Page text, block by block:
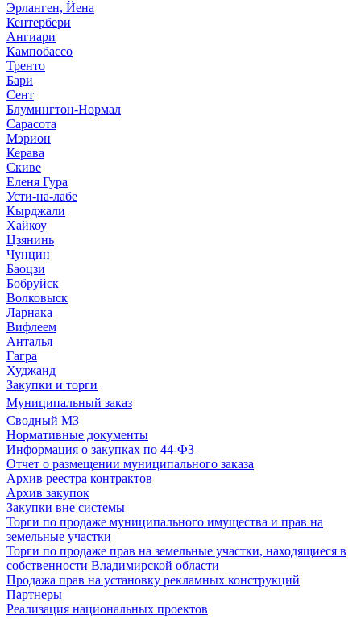
Эрланген, Йена
Кентербери
Ангиари
Кампобассо
Тренто
Бари
Сент
Блумингтон-Нормал
Сарасота
Мэрион
Керава
Скиве
Еленя Гура
Усти-на-лабе
Кырджали
Хайкоу
Цзянинь
Чунцин
Баоцзи
Бобруйск
Волковыск
Ларнака
Вифлеем
Анталья
Гагра
Худжанд
Закупки и торги
Муниципальный заказ
Сводный МЗ
Нормативные документы
Информация о закупках по 44-ФЗ
Отчет о размещении муниципального заказа
Архив реестра контрактов
Архив закупок
Закупки вне системы
Торги по продаже муниципального имущества и прав на
земельные участки
Торги по продаже прав на земельные участки, находящиеся в
собственности Владимирской области
Продажа прав на установку рекламных конструкций
Партнеры
Реализация национальных проектов